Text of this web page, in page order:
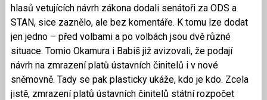
hlasů vetujících návrh zákona dodali senátoři za ODS a
STAN, sice zaznělo, ale bez komentáře. K tomu lze dodat
jen jedno – před volbami a po volbách jsou dvě různé
situace. Tomio Okamura i Babiš již avizovali, že podají
návrh na zmrazení platů ústavních činitelů i v nové
sněmovně. Tady se pak plasticky ukáže, kdo je kdo. Zcela
jistě, zmrazení platů ústavních činitelů státní rozpočet